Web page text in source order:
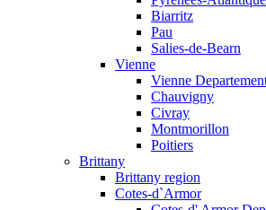
Biarritz
Pau
Salies-de-Bearn
Vienne
Vienne
Chauvigny
Civray
Montmorillon
Poitiers
Brittany
Brittany region
Cotes-d`Armor